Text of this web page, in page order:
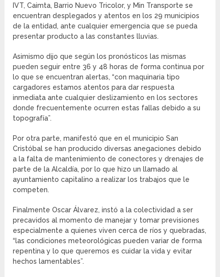
IVT, Caimta, Barrio Nuevo Tricolor, y Min Transporte se
encuentran desplegados y atentos en los 29 municipios
de la entidad, ante cualquier emergencia que se pueda
presentar producto a las constantes lluvias.
Asimismo dijo que según los pronósticos las mismas
pueden seguir entre 36 y 48 horas de forma continua por
lo que se encuentran alertas, “con maquinaria tipo
cargadores estamos atentos para dar respuesta
inmediata ante cualquier deslizamiento en los sectores
donde frecuentemente ocurren estas fallas debido a su
topografía”.
Por otra parte, manifestó que en el municipio San
Cristóbal se han producido diversas anegaciones debido
a la falta de mantenimiento de conectores y drenajes de
parte de la Alcaldía, por lo que hizo un llamado al
ayuntamiento capitalino a realizar los trabajos que le
competen.
Finalmente Oscar Álvarez, instó a la colectividad a ser
precavidos al momento de manejar y tomar previsiones
especialmente a quienes viven cerca de ríos y quebradas,
“las condiciones meteorológicas pueden variar de forma
repentina y lo que queremos es cuidar la vida y evitar
hechos lamentables”.